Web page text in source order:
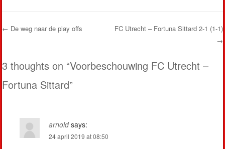
← De weg naar de play offs
FC Utrecht – Fortuna Sittard 2-1 (1-1)
→
3 thoughts on “Voorbeschouwing FC Utrecht –
Fortuna Sittard”
arnold says:
24 april 2019 at 08:50